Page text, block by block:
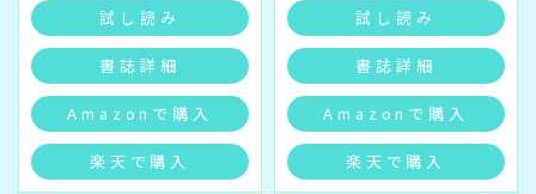
試し読み
書誌詳細
Amazonで購入
楽天で購入
試し読み
書誌詳細
Amazonで購入
楽天で購入